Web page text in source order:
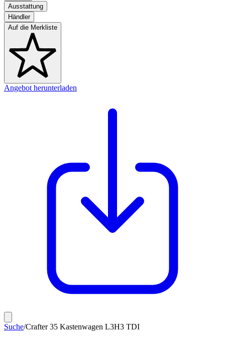
Ausstattung
Händler
Auf die Merkliste
Angebot herunterladen
Suche/Crafter 35 Kastenwagen L3H3 TDI